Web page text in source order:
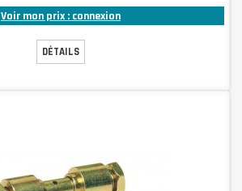
Voir mon prix : connexion
DÉTAILS